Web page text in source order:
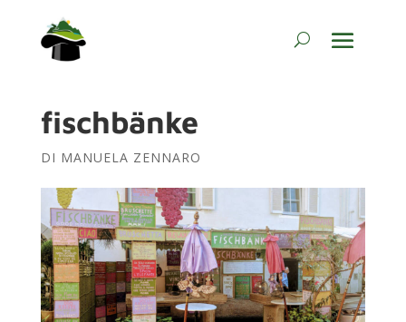
fischbänke
DI MANUELA ZENNARO